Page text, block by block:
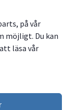
på vår
möjligt. Du kan
läsa vår